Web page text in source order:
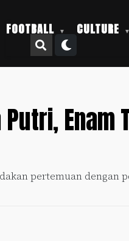
FOOTBALL CULTURE
Enam
pertemuan dengan